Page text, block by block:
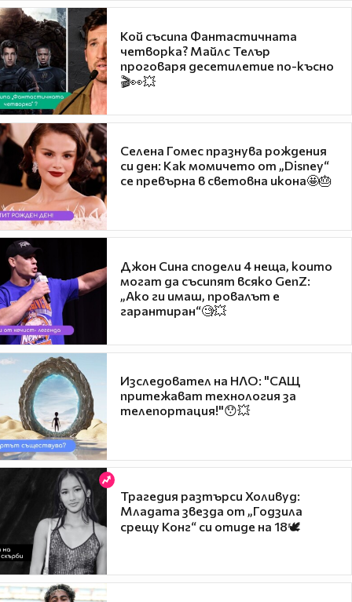
Кой съсипа Фантастичната
четворка? Майлс Телър
проговаря десетилетие по-късно
🎬👀💥
Селена Гомес празнува рождения
си ден: Как момичето от „Disney“
се превърна в световна икона🤩🎂
Джон Сина сподели 4 неща, които
могат да съсипят всяко GenZ:
„Ако ги имаш, провалът е
гарантиран“🧐💥
Изследовател на НЛО: "САЩ
притежават технология за
телепортация!"😯💥
Трагедия разтърси Холивуд:
Младата звезда от „Годзила
срещу Конг“ си отиде на 18🕊️